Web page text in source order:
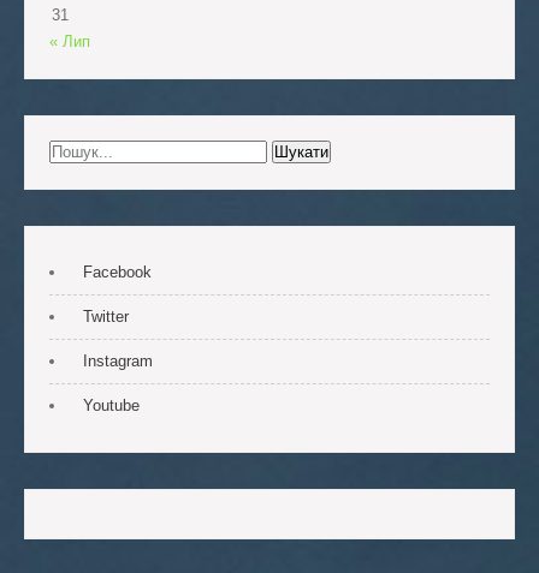
31
« Лип
Facebook
Twitter
Instagram
Youtube